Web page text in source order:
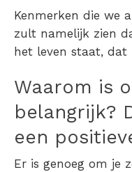
Kenmerken die we
zult namelijk zien
het leven staat, dat
Waarom is
belangrijk?
een
Er is genoeg om je